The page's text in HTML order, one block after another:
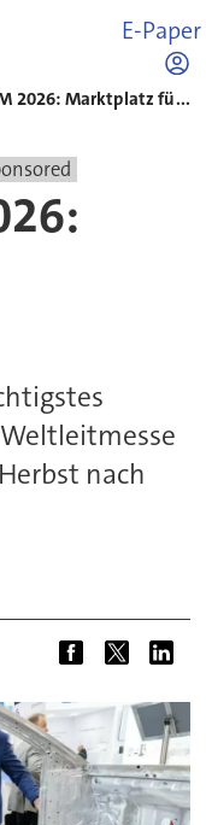
E-Paper
ALUMINIUM 2026: Marktplatz für Entscheider
nach